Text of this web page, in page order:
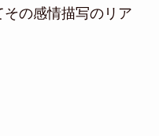
の感情描写のリア